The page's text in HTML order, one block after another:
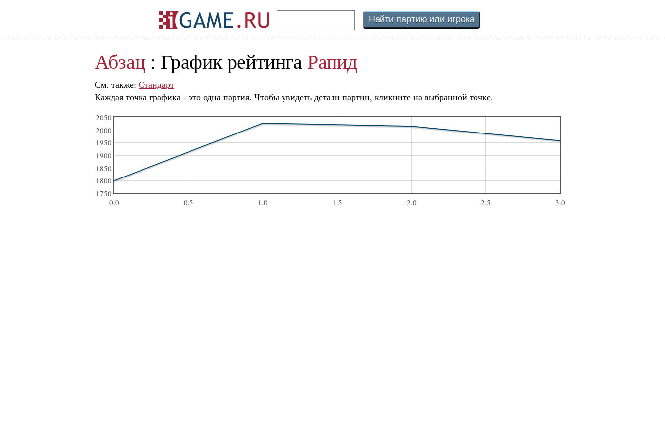
Абзац : График рейтинга Рапид
См. также: Стандарт
Каждая точка графика - это одна партия. Чтобы увидеть детали партии, кликните на выбранной точке.
0.0 0.5 1.0 1.5 2.0 2.5 3.0
1750
1800
1850
1900
1950
2000
2050